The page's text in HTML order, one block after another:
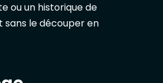
ou un historique de
le découper en